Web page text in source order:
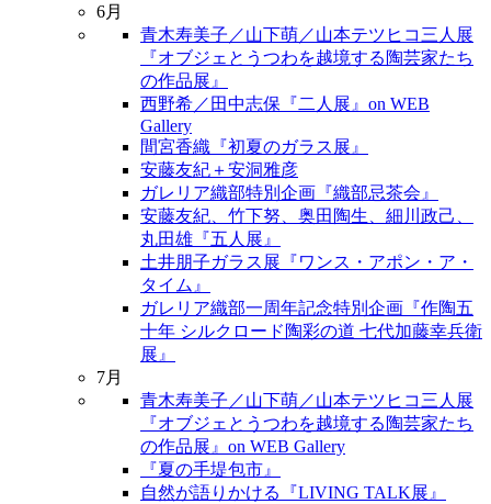
6月
青木寿美子／山下萌／山本テツヒコ三人展
『オブジェとうつわを越境する陶芸家たち
の作品展』
西野希／田中志保『二人展』on WEB
Gallery
間宮香織『初夏のガラス展』
安藤友紀＋安洞雅彦
ガレリア織部特別企画『織部忌茶会』
安藤友紀、竹下努、奥田陶生、細川政己、
丸田雄『五人展』
土井朋子ガラス展『ワンス・アポン・ア・
タイム』
ガレリア織部一周年記念特別企画『作陶五
十年 シルクロード陶彩の道 七代加藤幸兵衛
展』
7月
青木寿美子／山下萌／山本テツヒコ三人展
『オブジェとうつわを越境する陶芸家たち
の作品展』on WEB Gallery
『夏の手堤包市』
自然が語りかける『LIVING TALK展』